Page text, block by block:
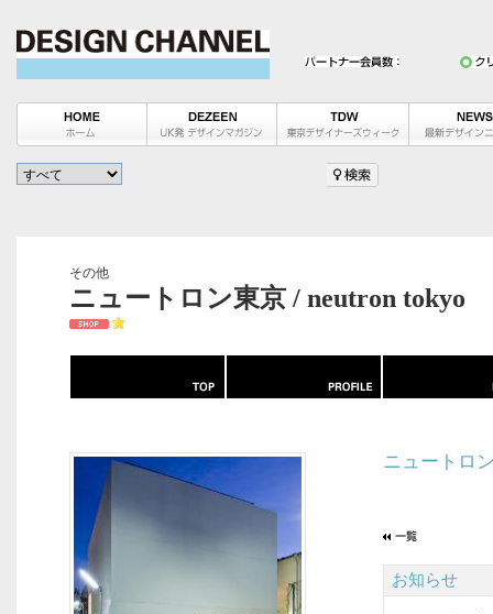
その他
ニュートロン東京 / neutron tokyo
ニュートロ
お知らせ